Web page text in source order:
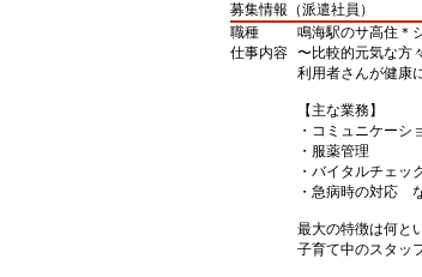
募集情報（派遣社員）
職種
鳴海駅のサ高住＊
仕事内容 〜比較的元気な方
利用者さんが健康
【主な業務】
・コミュニケーシ
・服薬管理
・バイタルチェッ
・急病時の対応
最大の特徴は何と
子育て中のスタッ